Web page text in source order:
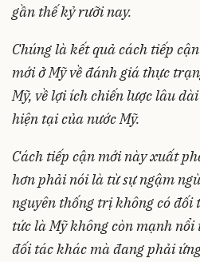
gần thế kỷ rưỡi nay.
Chúng là kết quả cách tiếp
mới ở Mỹ về đánh giá thực
Mỹ, về lợi ích chiến lược lâu
hiện tại của nước Mỹ.
Cách tiếp cận mới này xuất
hơn phải nói là từ sự ngậm
nguyên thống trị không có đối
tức là Mỹ không còn mạnh
đối tác khác mà đang phải